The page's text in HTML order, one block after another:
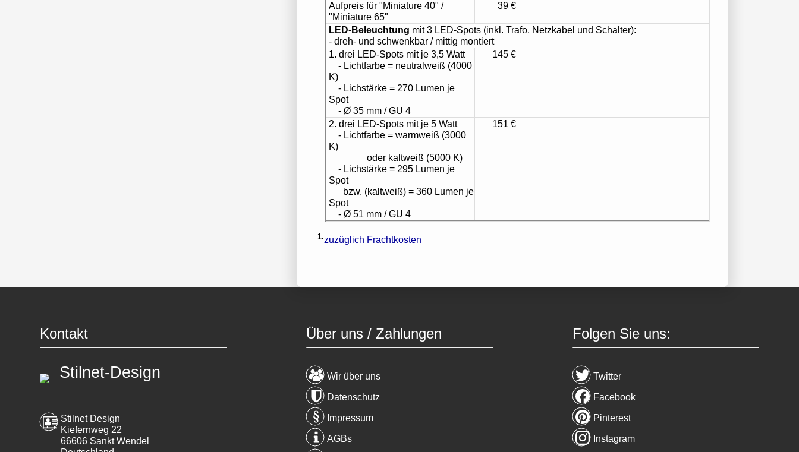
Aufpreis für "Miniature 40" /
"Miniature 65"
39 €
LED-Beleuchtung mit 3 LED-Spots (inkl. Trafo, Netzkabel und Schalter):
- dreh- und schwenkbar / mittig montiert
1. drei LED-Spots mit je 3,5 Watt
- Lichtfarbe = neutralweiß (4000
K)
- Lichstärke = 270 Lumen je
Spot
- Ø 35 mm / GU 4
145 €
2. drei LED-Spots mit je 5 Watt
- Lichtfarbe = warmweiß (3000
K)
oder kaltweiß (5000 K)
- Lichstärke = 295 Lumen je
Spot
bzw. (kaltweiß) = 360 Lumen je
Spot
- Ø 51 mm / GU 4
151 €
1.zuzüglich Frachtkosten
Kontakt
Stilnet-Design
Stilnet Design
Kiefernweg 22
66606 Sankt Wendel
Über uns / Zahlungen
Wir über uns
Datenschutz
Impressum
AGBs
Folgen Sie uns:
Twitter
Facebook
Pinterest
Instagram